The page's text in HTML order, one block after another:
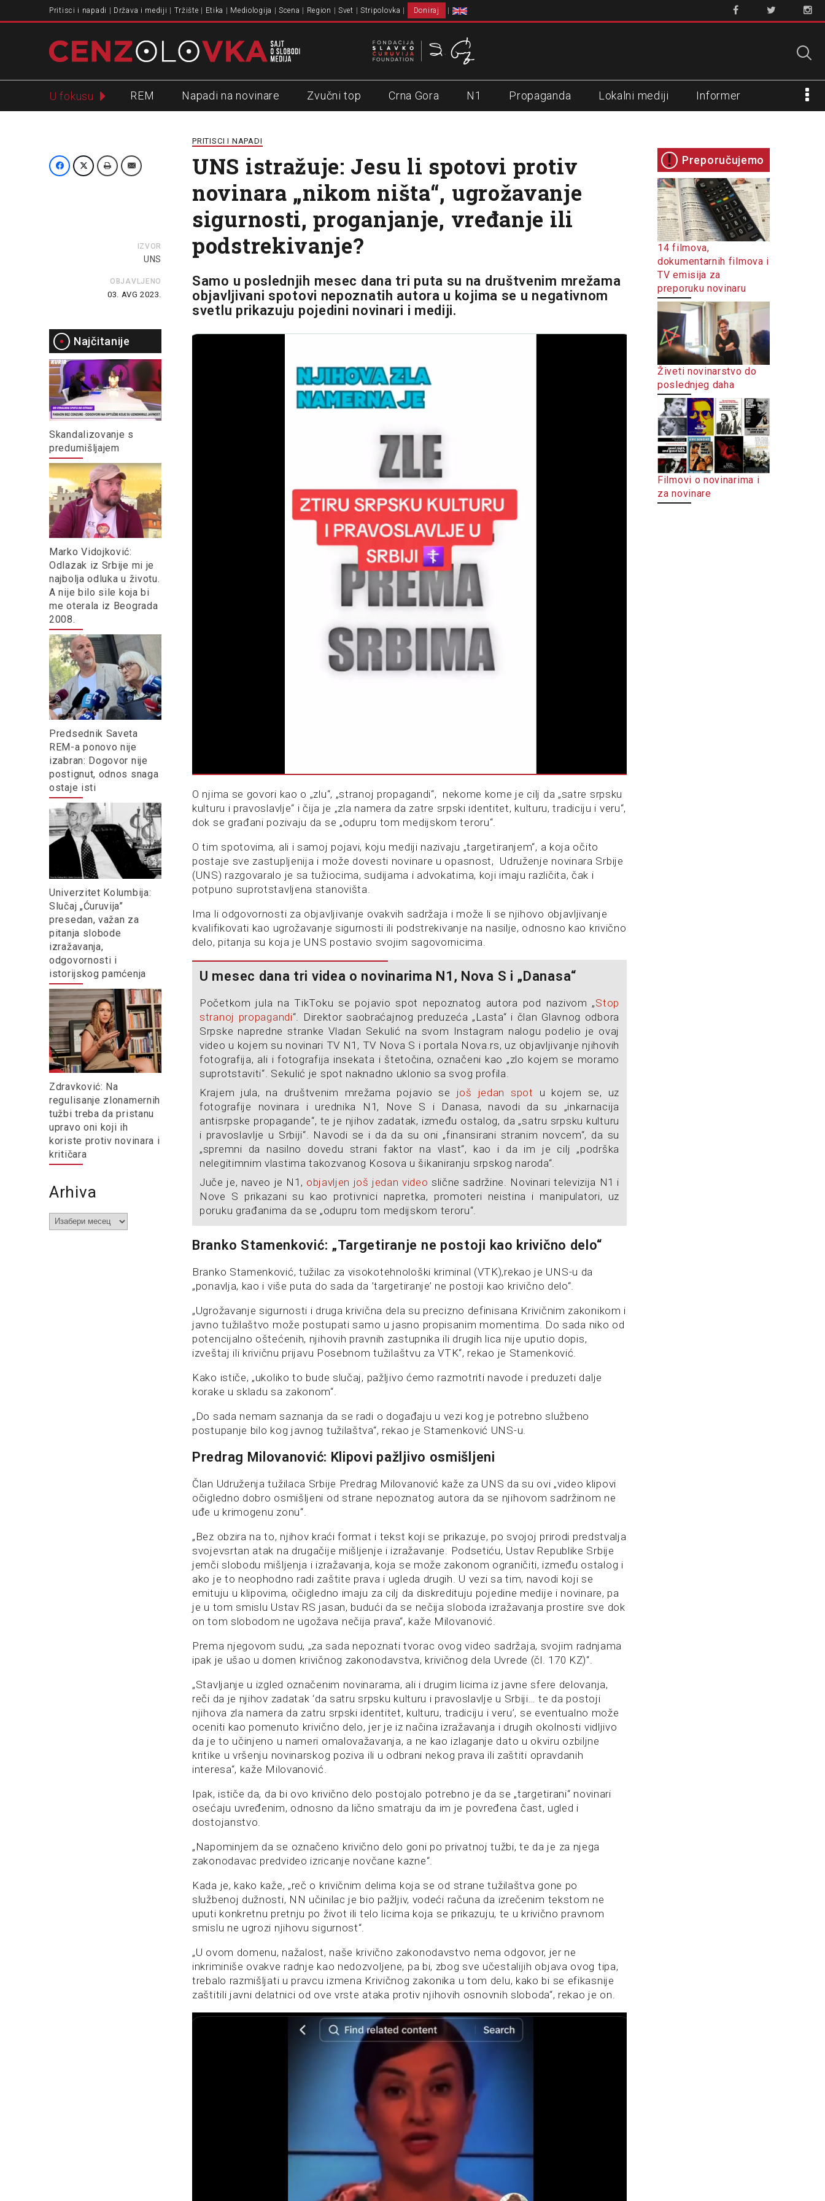
Pritisci i napadi Država i mediji Tržište Etika Mediologija Scena Region Svet Stripolovka Doniraj
U fokusu REM Napadi na novinare Zvučni top Crna Gora N1 Propaganda Lokalni mediji Informer
IZVOR
UNS
OBJAVLJENO
03. AVG 2023.
Najčitanije
Skandalizovanje s
predumišljajem
Marko Vidojković:
Odlazak iz Srbije mi je
najbolja odluka u životu.
A nije bilo sile koja bi
me oterala iz Beograda
2008.
Predsednik Saveta
REM-a ponovo nije
izabran: Dogovor nije
postignut, odnos snaga
ostaje isti
Univerzitet Kolumbija:
Slučaj „Ćuruvija”
presedan, važan za
pitanja slobode
izražavanja,
odgovornosti i
istorijskog pamćenja
Zdravković: Na
regulisanje zlonamernih
tužbi treba da pristanu
upravo oni koji ih
koriste protiv novinara i
kritičara
Arhiva
Arhiva
PRITISCI I NAPADI
UNS istražuje: Jesu li spotovi protiv
novinara „nikom ništa“, ugrožavanje
sigurnosti, proganjanje, vređanje ili
podstrekivanje?
Samo u poslednjih mesec dana tri puta su na društvenim mrežama
objavljivani spotovi nepoznatih autora u kojima se u negativnom
svetlu prikazuju pojedini novinari i mediji.
O njima se govori kao o „zlu“, „stranoj propagandi“, nekome kome je cilj da „satre srpsku
kulturu i pravoslavlje“ i čija je „zla namera da zatre srpski identitet, kulturu, tradiciju i veru“,
dok se građani pozivaju da se „odupru tom medijskom teroru“.
O tim spotovima, ali i samoj pojavi, koju mediji nazivaju „targetiranjem“, a koja očito
postaje sve zastupljenija i može dovesti novinare u opasnost, Udruženje novinara Srbije
(UNS) razgovaralo je sa tužiocima, sudijama i advokatima, koji imaju različita, čak i
potpuno suprotstavljena stanovišta.
Ima li odgovornosti za objavljivanje ovakvih sadržaja i može li se njihovo objavljivanje
kvalifikovati kao ugrožavanje sigurnosti ili podstrekivanje na nasilje, odnosno kao krivično
delo, pitanja su koja je UNS postavio svojim sagovornicima.
U mesec dana tri videa o novinarima N1, Nova S i „Danasa“
Početkom jula na TikToku se pojavio spot nepoznatog autora pod nazivom „Stop
stranoj propagandi“. Direktor saobraćajnog preduzeća „Lasta“ i član Glavnog odbora
Srpske napredne stranke Vladan Sekulić na svom Instagram nalogu podelio je ovaj
video u kojem su novinari TV N1, TV Nova S i portala Nova.rs, uz objavljivanje njihovih
fotografija, ali i fotografija insekata i štetočina, označeni kao „zlo kojem se moramo
suprotstaviti“. Sekulić je spot naknadno uklonio sa svog profila.
Krajem jula, na društvenim mrežama pojavio se još jedan spot u kojem se, uz
fotografije novinara i urednika N1, Nove S i Danasa, navodi da su „inkarnacija
antisrpske propagande“, te je njihov zadatak, između ostalog, da „satru srpsku kulturu
i pravoslavlje u Srbiji“. Navodi se i da da su oni „finansirani stranim novcem“, da su
„spremni da nasilno dovedu strani faktor na vlast“, kao i da im je cilj „podrška
nelegitimnim vlastima takozvanog Kosova u šikaniranju srpskog naroda“.
Juče je, naveo je N1, objavljen još jedan video slične sadržine. Novinari televizija N1 i
Nove S prikazani su kao protivnici napretka, promoteri neistina i manipulatori, uz
poruku građanima da se „odupru tom medijskom teroru“.
Branko Stamenković: „Targetiranje ne postoji kao krivično delo“
Branko Stamenković, tužilac za visokotehnološki kriminal (VTK),rekao je UNS-u da
„ponavlja, kao i više puta do sada da ’targetiranje’ ne postoji kao krivično delo“.
„Ugrožavanje sigurnosti i druga krivična dela su precizno definisana Krivičnim zakonikom i
javno tužilaštvo može postupati samo u jasno propisanim momentima. Do sada niko od
potencijalno oštećenih, njihovih pravnih zastupnika ili drugih lica nije uputio dopis,
izveštaj ili krivičnu prijavu Posebnom tužilaštvu za VTK“, rekao je Stamenković.
Kako ističe, „ukoliko to bude slučaj, pažljivo ćemo razmotriti navode i preduzeti dalje
korake u skladu sa zakonom“.
„Do sada nemam saznanja da se radi o događaju u vezi kog je potrebno službeno
postupanje bilo kog javnog tužilaštva“, rekao je Stamenković UNS-u.
Predrag Milovanović: Klipovi pažljivo osmišljeni
Član Udruženja tužilaca Srbije Predrag Milovanović kaže za UNS da su ovi „video klipovi
očigledno dobro osmišljeni od strane nepoznatog autora da se njihovom sadržinom ne
uđe u krimogenu zonu“.
„Bez obzira na to, njihov kraći format i tekst koji se prikazuje, po svojoj prirodi predstvalja
svojevsrtan atak na drugačije mišljenje i izražavanje. Podsetiću, Ustav Republike Srbije
jemči slobodu mišljenja i izražavanja, koja se može zakonom ograničiti, između ostalog i
ako je to neophodno radi zaštite prava i ugleda drugih. U vezi sa tim, navodi koji se
emituju u klipovima, očigledno imaju za cilj da diskredituju pojedine medije i novinare, pa
je u tom smislu Ustav RS jasan, budući da se nečija sloboda izražavanja prostire sve dok
on tom slobodom ne ugožava nečija prava“, kaže Milovanović.
Prema njegovom sudu, „za sada nepoznati tvorac ovog video sadržaja, svojim radnjama
ipak je ušao u domen krivičnog zakonodavstva, krivičnog dela Uvrede (čl. 170 KZ)“.
„Stavljanje u izgled označenim novinarama, ali i drugim licima iz javne sfere delovanja,
reči da je njihov zadatak ‘da satru srpsku kulturu i pravoslavlje u Srbiji… te da postoji
njihova zla namera da zatru srpski identitet, kulturu, tradiciju i veru’, se eventualno može
oceniti kao pomenuto krivično delo, jer je iz načina izražavanja i drugih okolnosti vidljivo
da je to učinjeno u nameri omalovažavanja, a ne kao izlaganje dato u okviru ozbiljne
kritike u vršenju novinarskog poziva ili u odbrani nekog prava ili zaštiti opravdanih
interesa“, kaže Milovanović.
Ipak, ističe da, da bi ovo krivično delo postojalo potrebno je da se „targetirani“ novinari
osećaju uvređenim, odnosno da lično smatraju da im je povređena čast, ugled i
dostojanstvo.
„Napominjem da se označeno krivično delo goni po privatnoj tužbi, te da je za njega
zakonodavac predvideo izricanje novčane kazne“.
Kada je, kako kaže, „reč o krivičnim delima koja se od strane tužilaštva gone po
službenoj dužnosti, NN učinilac je bio pažljiv, vodeći računa da izrečenim tekstom ne
uputi konkretnu pretnju po život ili telo licima koja se prikazuju, te u krivično pravnom
smislu ne ugrozi njihovu sigurnost“.
„U ovom domenu, nažalost, naše krivično zakonodavstvo nema odgovor, jer ne
inkriminiše ovakve radnje kao nedozvoljene, pa bi, zbog sve učestalijih objava ovog tipa,
trebalo razmišljati u pravcu izmena Krivičnog zakonika u tom delu, kako bi se efikasnije
zaštitili javni delatnici od ove vrste ataka protiv njihovih osnovnih sloboda“, rekao je on.
Preporučujemo
14 filmova,
dokumentarnih filmova i
TV emisija za
preporuku novinaru
Živeti novinarstvo do
poslednjeg daha
Filmovi o novinarima i
za novinare